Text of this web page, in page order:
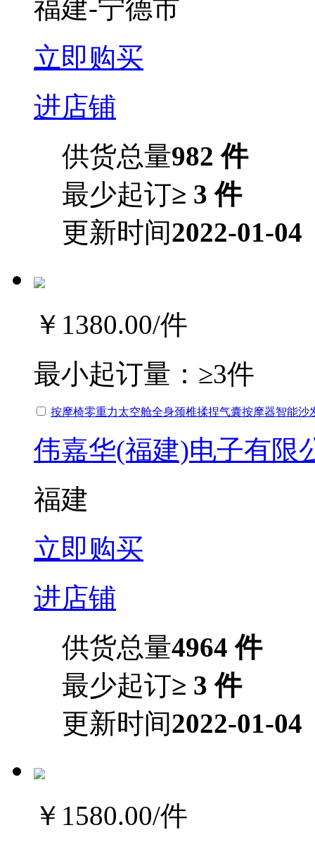
福建-宁德市
立即购买
进店铺
供货总量982 件
最少起订≥ 3 件
更新时间2022-01-04
￥1380.00/件
最小起订量： ≥3件
按摩椅零重力太空舱全身颈椎揉捏气囊按摩器智能沙
伟嘉华(福建)电子有限
福建
立即购买
进店铺
供货总量4964 件
最少起订≥ 3 件
更新时间2022-01-04
￥1580.00/件